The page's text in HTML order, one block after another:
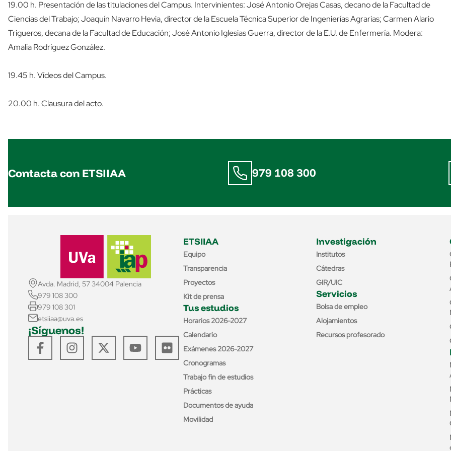
19.00 h. Presentación de las titulaciones del Campus. Intervinientes: José Antonio Orejas Casas, decano de la Facultad de
Ciencias del Trabajo; Joaquín Navarro Hevia, director de la Escuela Técnica Superior de Ingenierías Agrarias; Carmen Alario
Trigueros, decana de la Facultad de Educación; José Antonio Iglesias Guerra, director de la E.U. de Enfermería. Modera:
Amalia Rodríguez González.
19.45 h. Vídeos del Campus.
20.00 h. Clausura del acto.
Contacta con ETSIIAA 979 108 300
Avda. Madrid, 57 34004 Palencia
979 108 300
979 108 301
etsiiaa@uva.es
¡Síguenos!
ETSIIAA
Equipo
Transparencia
Proyectos
Kit de prensa
Tus estudios
Horarios 2026-2027
Calendario
Exámenes 2026-2027
Cronogramas
Trabajo fin de estudios
Prácticas
Documentos de ayuda
Movilidad
Investigación
Institutos
Cátedras
GIR/UIC
Servicios
Bolsa de empleo
Alojamientos
Recursos profesorado